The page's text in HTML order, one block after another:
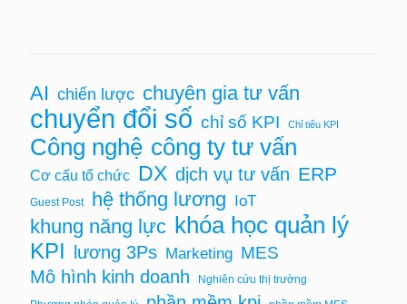
AI chiến lược chuyên gia tư vấn
chuyển đổi số chỉ số KPI Chỉ tiêu KPI
Công nghệ công ty tư vấn
Cơ cấu tổ chức DX dịch vụ tư vấn ERP
Guest Post hệ thống lương IoT
khung năng lực khóa học quản lý
KPI lương 3Ps Marketing MES
Mô hình kinh doanh
Nghiên cứu thị trường